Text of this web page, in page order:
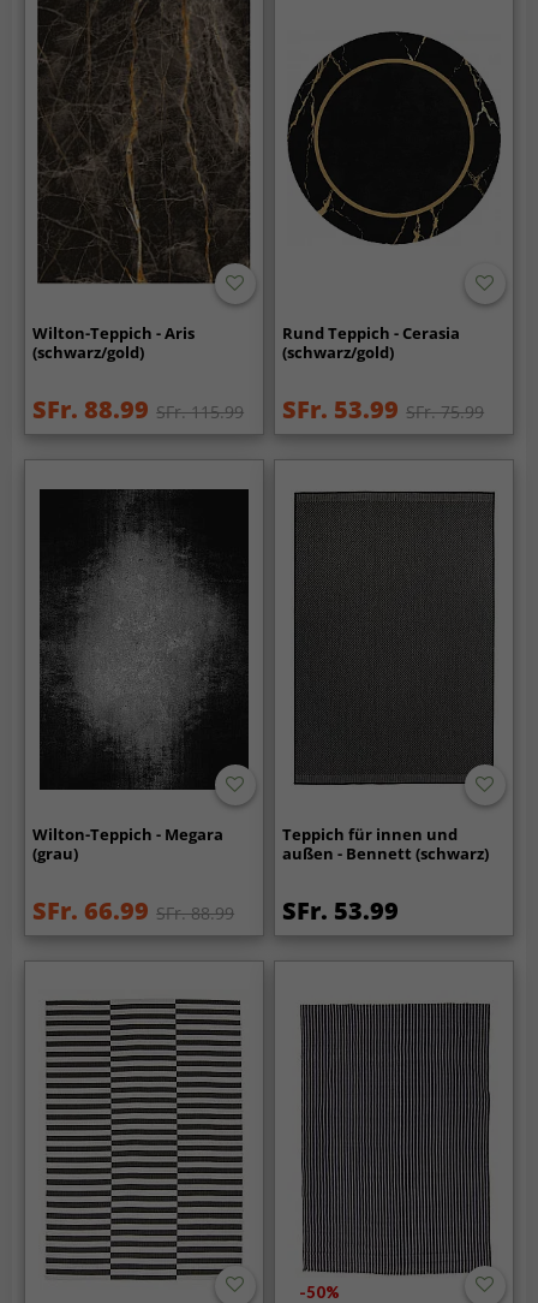
Wilton-Teppich - Aris
(schwarz/gold)
SFr. 88.99 SFr. 115.99
Rund Teppich - Cerasia
(schwarz/gold)
SFr. 53.99 SFr. 75.99
Wilton-Teppich - Megara
(grau)
SFr. 66.99 SFr. 88.99
Teppich für innen und
außen - Bennett (schwarz)
SFr. 53.99
-50%